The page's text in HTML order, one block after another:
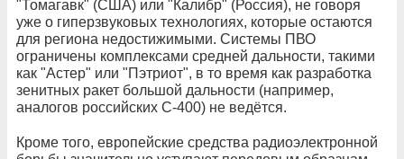
"Томагавк" (США) или "Калибр" (Россия), не говоря
уже о гиперзвуковых технологиях, которые остаются
для региона недостижимыми. Системы ПВО
ограничены комплексами средней дальности, такими
как "Астер" или "Пэтриот", в то время как разработка
зенитных ракет большой дальности (например,
аналогов российских С-400) не ведётся.
Кроме того, европейские средства радиоэлектронной